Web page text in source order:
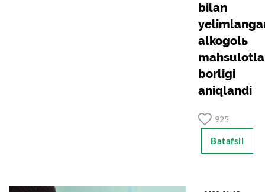
bilan
alkogolь
borligi
aniqlandi
925
Batafsil